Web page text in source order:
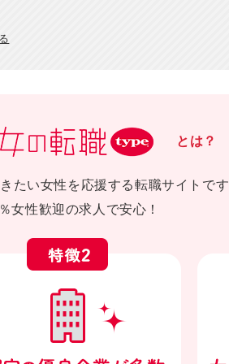
とは？
たい女性を応援する転職サイトです
女性歓迎の求人で安心！